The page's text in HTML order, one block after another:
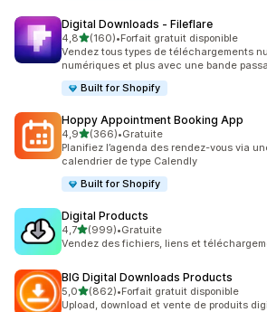
Digital Downloads ‑ Fileflare
4,8étoile(s) sur 5
(160)
160 avis au total
•Forfait gratuit disponible
Vendez tous types de téléchargements
numériques et plus avec une bande
Built for Shopify
Hoppy Appointment Booking App
4,9étoile(s) sur 5
(366)
366 avis au total
•Gratuite
Planifiez l’agenda des rendez-vous via
calendrier de type Calendly
Built for Shopify
Digital Products
4,7étoile(s) sur 5
(999)
999 avis au total
•Gratuite
Vendez des fichiers, liens et
BIG Digital Downloads Products
5,0étoile(s) sur 5
(862)
862 avis au total
•Forfait gratuit disponible
Upload, download et vente de produits